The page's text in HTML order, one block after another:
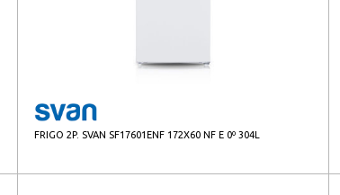
FRIGO 2P. SVAN SF17601ENF 172X60 NF E 0º 304L